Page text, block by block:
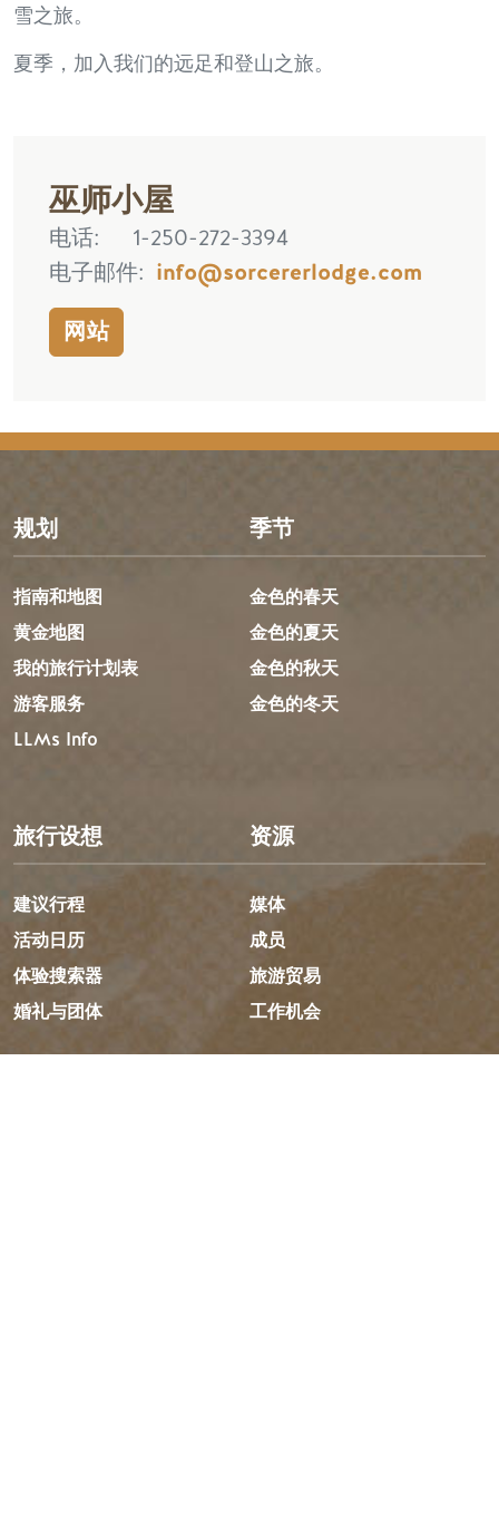
雪之旅。
夏季，加入我们的远足和登山之旅。
巫师小屋
电话
1-250-272-3394
电子邮件
info@sorcererlodge.com
网站
规划
指南和地图
黄金地图
我的旅行计划表
游客服务
LLMs Info
季节
金色的春天
金色的夏天
金色的秋天
金色的冬天
旅行设想
建议行程
活动日历
体验搜索器
婚礼与团体
资源
媒体
成员
旅游贸易
工作机会